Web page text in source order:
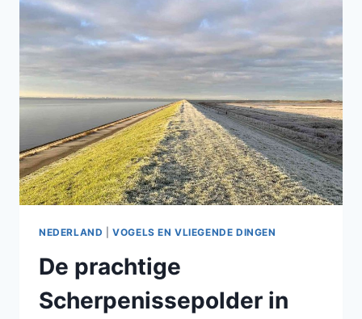
NEDERLAND |VOGELS EN VLIEGENDE DINGEN
De prachtige
Scherpenissepolder in